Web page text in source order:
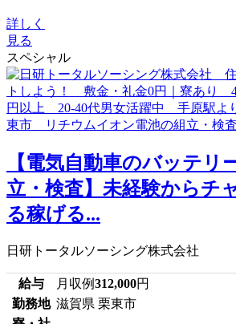
詳しく
見る
スペシャル
【電気自動車のバッテリ
立・検査】未経験からチ
る稼げる...
日研トータルソーシング株式会社
給与 月収例312,000円
勤務地 滋賀県 栗東市